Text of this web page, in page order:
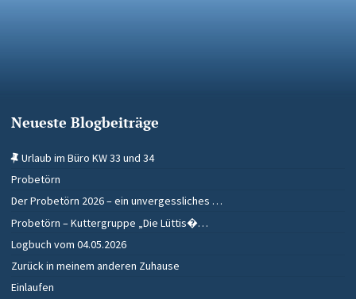
Neueste Blogbeiträge
Urlaub im Büro KW 33 und 34
Probetörn
Der Probetörn 2026 – ein unvergessliches …
Probetörn – Kuttergruppe „Die Lüttis�…
Logbuch vom 04.05.2026
Zurück in meinem anderen Zuhause
Einlaufen